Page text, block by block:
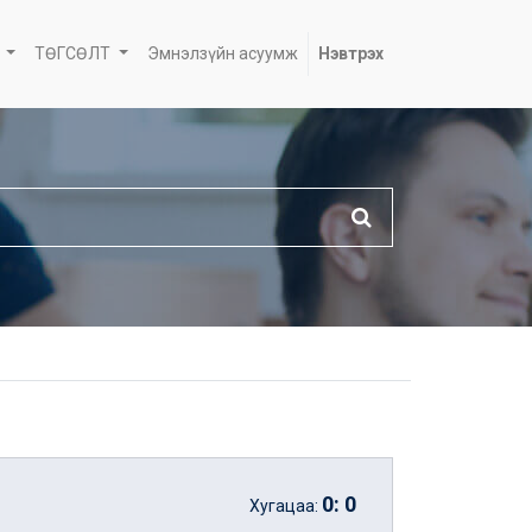
ТӨГСӨЛТ Эмнэлзүйн асуумж Нэвтрэх
Хугацаа: 0: 0